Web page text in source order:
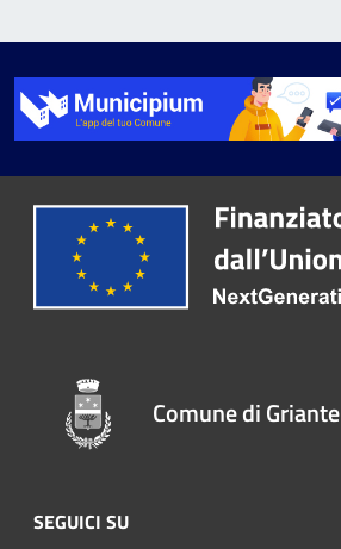
Comune di Griante
SEGUICI SU